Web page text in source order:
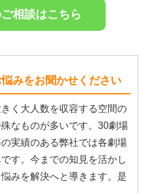
相談はこちら
みをお聞かせください
く大人数を収容する空間の
なものが多いです。30劇場
実績のある弊社では各劇場
す。今までの知見を活かし
みを解決へと導きます。是